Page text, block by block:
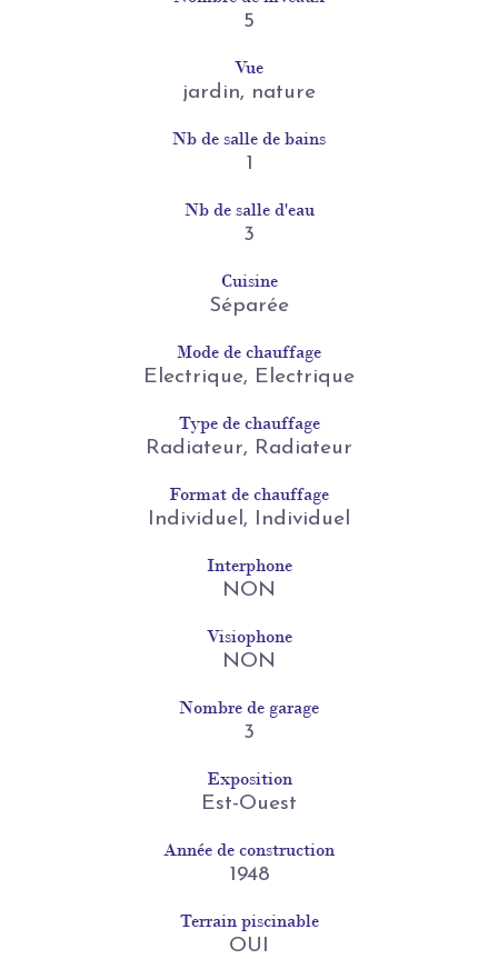
5
Vue
jardin, nature
Nb de salle de bains
1
Nb de salle d'eau
3
Cuisine
Séparée
Mode de chauffage
Electrique, Electrique
Type de chauffage
Radiateur, Radiateur
Format de chauffage
Individuel, Individuel
Interphone
NON
Visiophone
NON
Nombre de garage
3
Exposition
Est-Ouest
Année de construction
1948
Terrain piscinable
OUI